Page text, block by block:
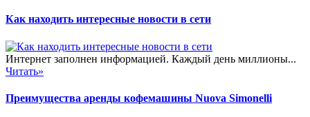
Как находить интересные новости в сети
Интернет заполнен информацией. Каждый день миллионы...
Читать»
Преимущества аренды кофемашины Nuova Simonelli